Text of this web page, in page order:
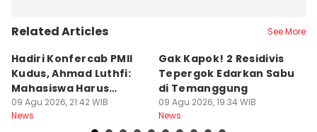
Related Articles See More
Hadiri Konfercab PMII
Kudus, Ahmad Luthfi:
Mahasiswa Harus
Konstruktif
09 Agu 2026, 21:42 WIB
News
Gak Kapok! 2 Residivis
Tepergok Edarkan Sabu
di Temanggung
09 Agu 2026, 19:34 WIB
News